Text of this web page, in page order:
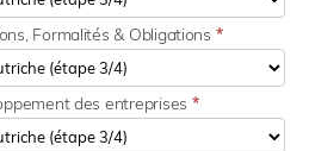
Formalités & Obligations *
des entreprises *